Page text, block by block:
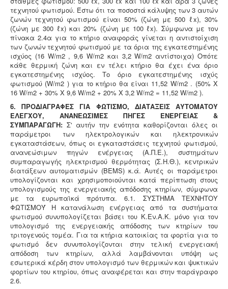
τεχνητού φωτισμού. Έστω ότι τα ποσοστά κάλυψης των 3 αυτών
ζωνών τεχνητού φωτισμού είναι 50% (ζώνη με 500 ℓx), 30%
(ζώνη με 300 ℓx) και 20% (ζώνη με 100 ℓx). Σύμφωνα με τον
πίνακα 2.4α για το κτήριο αναφοράς γίνεται η αντιστοίχιση
των ζωνών τεχνητού φωτισμού με τα όρια της εγκατεστημένης
ισχύος (16 W/m2 , 9,6 W/m2 και 3,2 W/m2 αντίστοιχα) Οπότε
κάθε θερμική ζώνη και εν τέλει κτήριο θα έχει ένα όριο
εγκατεστημένης ισχύος. Το όριο εγκατεστημένης ισχύς
φωτισμού (W/m2 ) για το κτήριο θα είναι 11,52 W/m2 . (50% Χ
16 W/m2 + 30% Χ 9,6 W/m2 + 20% Χ 3,2 W/m2 = 11,52 W/m2 ).
6. ΠΡΟΔΙΑΓΡΑΦΕΣ ΓΙΑ ΦΩΤΙΣΜΟ, ΔΙΑΤΑΞΕΙΣ ΑΥΤΟΜΑΤΟΥ
ΕΛΕΓΧΟΥ, ΑΝΑΝΕΩΣΙΜΕΣ ΠΗΓΕΣ ΕΝΕΡΓΕΙΑΣ &
ΣΥΜΠΑΡΑΓΩΓΗ: Σ' αυτήν την ενότητα καθορίζονται όλες οι
παράμετροι των ηλεκτρολογικών και ηλεκτρονικών
εγκαταστάσεων, όπως οι εγκαταστάσεις τεχνητού φωτισμού,
ανανεώσιμων πηγών ενέργειας (Α.Π.Ε.), συστημάτων
συμπαραγωγής ηλεκτρισμού θερμότητας (Σ.Η.Θ.), κεντρικών
διατάξεων αυτοματισμών (BEMS) κ.ά. Αυτές οι παράμετροι
υπολογίζονται και χρησιμοποιούνται κατά περίπτωση στους
υπολογισμούς της ενεργειακής απόδοσης κτηρίων, σύμφωνα
με τα ευρωπαϊκά πρότυπα. 6.1. ΣΥΣΤΗΜΑ ΤΕΧΝΗΤΟΥ
ΦΩΤΙΣΜΟΎ Η κατανάλωση ενέργειας από τα συστήματα
φωτισμού συνυπολογίζεται βάσει του Κ.Εν.Α.Κ. μόνο για τον
υπολογισμό της ενεργειακής απόδοσης των κτηρίων του
τριτογενούς τομέα. Για τα κτήρια κατοικίας τα φορτία για το
φωτισμό δεν συνυπολογίζονται στην τελική ενεργειακή
απόδοση των κτηρίων, αλλά λαμβάνονται υπόψη ως
εσωτερικά κέρδη στον υπολογισμό των θερμικών και ψυκτικών
φορτίων του κτηρίου, όπως αναφέρεται και στην παράγραφο
2.6.